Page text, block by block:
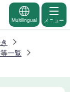
Multilingual メニュー
一覧